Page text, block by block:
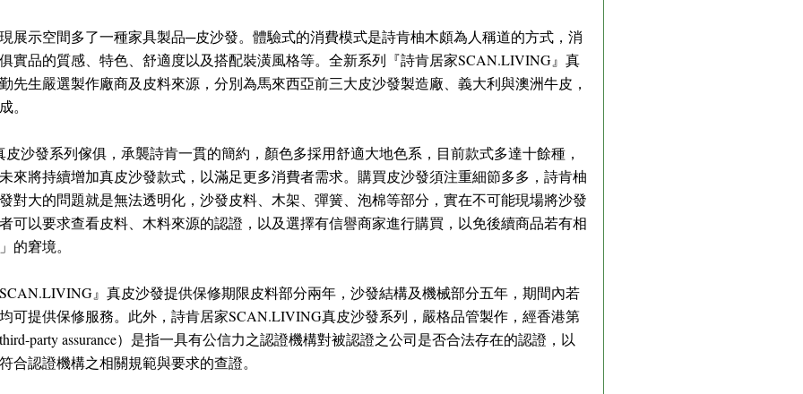
展示空間多了一種家具製品─皮沙發。體驗式的消費模式是詩肯柚木頗為人稱道的方式，消
實品的質感、特色、舒適度以及搭配裝潢風格等。全新系列『詩肯居家SCAN.LIVING』真
先生嚴選製作廠商及皮料來源，分別為馬來西亞前三大皮沙發製造廠、義大利與澳洲牛皮，
。
沙發系列傢俱，承襲詩肯一貫的簡約，顏色多採用舒適大地色系，目前款式多達十餘種，
來將持續增加真皮沙發款式，以滿足更多消費者需求。購買皮沙發須注重細節多多，詩肯柚
對大的問題就是無法透明化，沙發皮料、木架、彈簧、泡棉等部分，實在不可能現場將沙發
可以要求查看皮料、木料來源的認證，以及選擇有信譽商家進行購買，以免後續商品若有相
的窘境。
』真皮沙發提供保修期限皮料部分兩年，沙發結構及機械部分五年，期間內若
可提供保修服務。此外，詩肯居家SCAN.LIVING真皮沙發系列，嚴格品管製作，經香港第
party assurance）是指一具有公信力之認證機構對被認證之公司是否合法存在的認證，以
合認證機構之相關規範與要求的查證。